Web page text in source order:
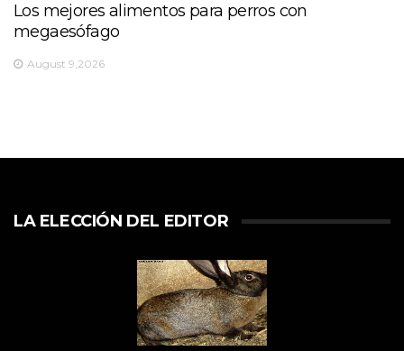
Los mejores alimentos para perros con
megaesófago
August 9,2026
LA ELECCIÓN DEL EDITOR